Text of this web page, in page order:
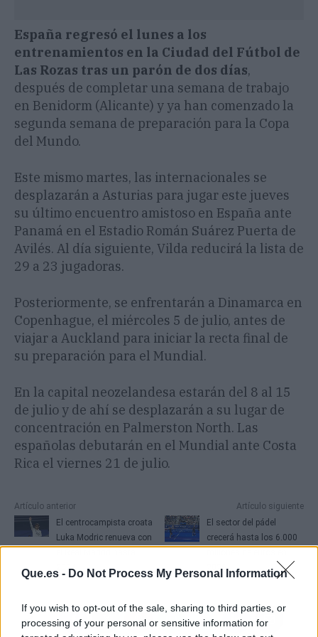
Que.es - Do Not Process My Personal Information
If you wish to opt-out of the sale, sharing to third parties, or
processing of your personal or sensitive information for
España regresó el lunes a los
entrenamientos en la Ciudad del Fútbol de
Las Rozas tras un parón de dos días,
después de completar una semana de trabajo
en Benidorm (Alicante) y ya han comenzado la
segunda semana de preparación para la Copa
del Mundo.
Este mismo martes, las internacionales se
desplazarán a Asturias para jugar este jueves
su último encuentro amistoso en España ante
Panamá en el Estadio Román Suárez Puerta de
Avilés. Al día siguiente, Vilda reducirá la lista de
29 a 23 jugadoras.
Posteriormente, se enfrentarán a Dinamarca en
Copenhague, el miércoles 5 de julio, antes de
viajar a Auckland para iniciar la recta final de
su preparación para el Mundial.
En la capital neozelandesa estarán del 8 al 15
de julio y de ahí se desplazarán a su lugar de
concentración en Palmerston North. Las
españolas debutarán en el Mundial ante Costa
Rica el viernes 21 de julio.
Artículo anterior
El centrocampista croata
Luka Modric renueva con
2024
Artículo siguiente
El sector del pádel
crecerá hasta los 6.000
2026